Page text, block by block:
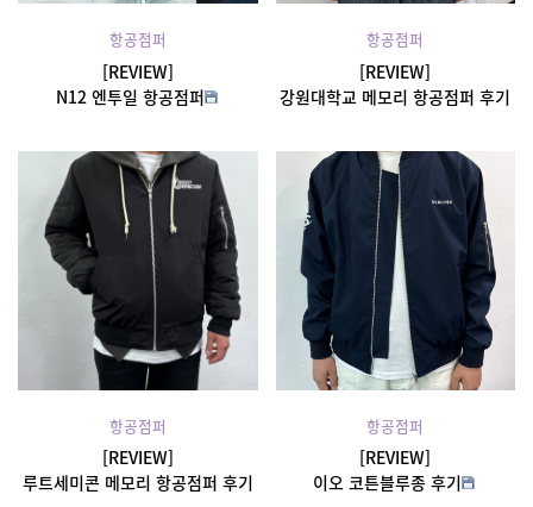
항공점퍼
[REVIEW]
N12 엔투일 항공점퍼
항공점퍼
[REVIEW]
강원대학교 메모리 항공점퍼 후기
항공점퍼
[REVIEW]
루트세미콘 메모리 항공점퍼 후기
항공점퍼
[REVIEW]
이오 코튼블루종 후기